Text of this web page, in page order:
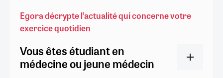
Egora décrypte l’actualité qui concerne votre
exercice quotidien
Vous êtes étudiant en
médecine ou jeune médecin